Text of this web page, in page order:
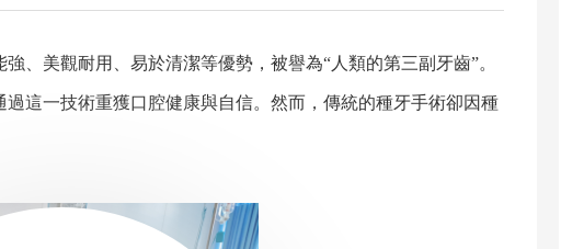
、美觀耐用、易於清潔等優勢，被譽為“人類的第三副牙齒”。
這一技術重獲口腔健康與自信。然而，傳統的種牙手術卻因種